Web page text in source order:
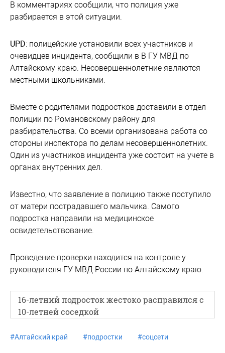
В комментариях сообщили, что полиция уже
разбирается в этой ситуации.
UPD: полицейские установили всех участников и
очевидцев инцидента, сообщили в В ГУ МВД по
Алтайскому краю. Несовершеннолетние являются
местными школьниками.
Вместе с родителями подростков доставили в отдел
полиции по Романовскому району для
разбирательства. Со всеми организована работа со
стороны инспектора по делам несовершеннолетних.
Один из участников инцидента уже состоит на учете в
органах внутренних дел.
Известно, что заявление в полицию также поступило
от матери пострадавшего мальчика. Самого
подростка направили на медицинское
освидетельствование.
Проведение проверки находится на контроле у
руководителя ГУ МВД России по Алтайскому краю.
16-летний подросток жестоко расправился с
10-летней соседкой
#Алтайский край #подростки #соцсети